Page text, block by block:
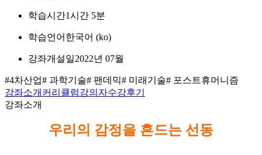
학습시간1시간 5분
학습언어 한국어 ‎(ko)‎
강좌개설일2022년 07월
#4차산업# 과학기술# 팬데믹# 미래기술# 포스트휴머니즘
강좌소개 커리큘럼강의자수강후기
강좌소개
우리의 감정을 흔드는 선동